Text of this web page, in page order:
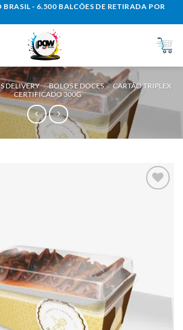
BRASIL - 6.500 BALCÕES DE RETIRADA POR
DELIVERY / BOLOS E DOCES / CARTÃO TRIPLEX
CERTIFICADO 300G